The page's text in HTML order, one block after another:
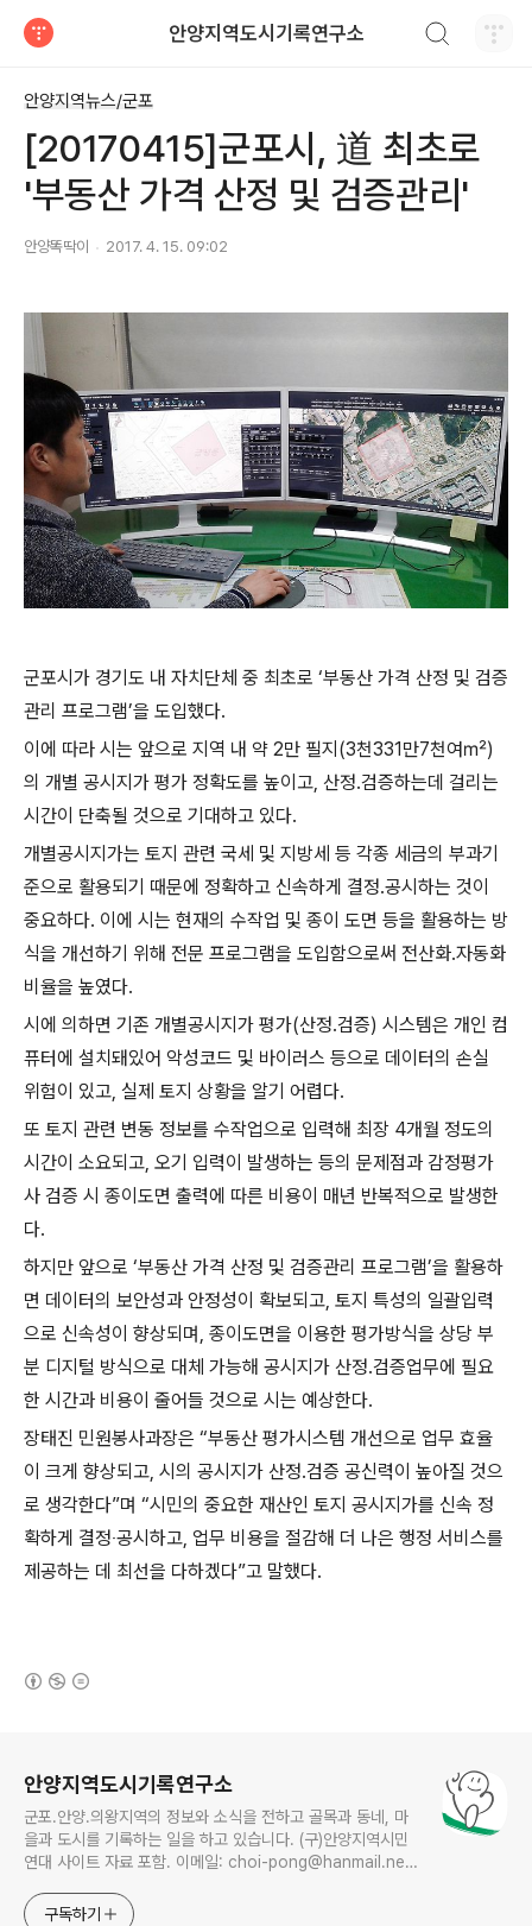
안양지역도시기록연구소
안양지역뉴스/군포
[20170415]군포시, 道 최초로
'부동산 가격 산정 및 검증관리'
안양똑딱이 2017. 4. 15. 09:02
군포시가 경기도 내 자치단체 중 최초로 ‘부동산 가격 산정 및 검증
관리 프로그램’을 도입했다.
이에 따라 시는 앞으로 지역 내 약 2만 필지(3천331만7천여㎡)
의 개별 공시지가 평가 정확도를 높이고, 산정․검증하는데 걸리는
시간이 단축될 것으로 기대하고 있다.
개별공시지가는 토지 관련 국세 및 지방세 등 각종 세금의 부과기
준으로 활용되기 때문에 정확하고 신속하게 결정․공시하는 것이
중요하다. 이에 시는 현재의 수작업 및 종이 도면 등을 활용하는 방
식을 개선하기 위해 전문 프로그램을 도입함으로써 전산화․자동화
비율을 높였다.
시에 의하면 기존 개별공시지가 평가(산정․검증) 시스템은 개인 컴
퓨터에 설치돼있어 악성코드 및 바이러스 등으로 데이터의 손실
위험이 있고, 실제 토지 상황을 알기 어렵다.
또 토지 관련 변동 정보를 수작업으로 입력해 최장 4개월 정도의
시간이 소요되고, 오기 입력이 발생하는 등의 문제점과 감정평가
사 검증 시 종이도면 출력에 따른 비용이 매년 반복적으로 발생한
다.
하지만 앞으로 ‘부동산 가격 산정 및 검증관리 프로그램’을 활용하
면 데이터의 보안성과 안정성이 확보되고, 토지 특성의 일괄입력
으로 신속성이 향상되며, 종이도면을 이용한 평가방식을 상당 부
분 디지털 방식으로 대체 가능해 공시지가 산정․검증업무에 필요
한 시간과 비용이 줄어들 것으로 시는 예상한다.
장태진 민원봉사과장은 “부동산 평가시스템 개선으로 업무 효율
이 크게 향상되고, 시의 공시지가 산정․검증 공신력이 높아질 것으
로 생각한다”며 “시민의 중요한 재산인 토지 공시지가를 신속 정
확하게 결정‧공시하고, 업무 비용을 절감해 더 나은 행정 서비스를
제공하는 데 최선을 다하겠다”고 말했다.
안양지역도시기록연구소
군포.안양.의왕지역의 정보와 소식을 전하고 골목과 동네, 마
을과 도시를 기록하는 일을 하고 있습니다. (구)안양지역시민
연대 사이트 자료 포함. 이메일: choi-pong@hanmail.net
구독하기